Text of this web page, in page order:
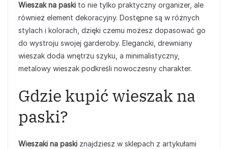
Wieszak na paski to nie tylko praktyczny organizer, ale
również element dekoracyjny. Dostępne są w różnych
stylach i kolorach, dzięki czemu możesz dopasować go
do wystroju swojej garderoby. Elegancki, drewniany
wieszak doda wnętrzu szyku, a minimalistyczny,
metalowy wieszak podkreśli nowoczesny charakter.
Gdzie kupić wieszak na
paski?
Wieszaki na paski znajdziesz w sklepach z artykułami